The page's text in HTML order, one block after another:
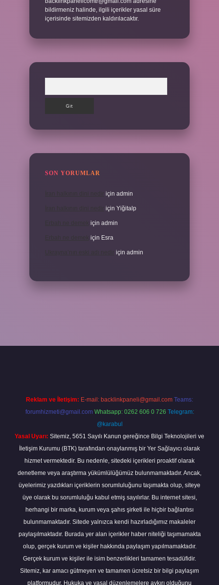
bildirmeniz halinde, ilgili içerikler yasal süre
içerisinde sitemizden kaldırılacaktır.
SON YORUMLAR
için admin
için Yiğitalp
için admin
için Esra
için admin
Reklam ve İletişim: E-mail: backlinkpaneli@gmail.com Teams:
forumhizmeti@gmail.com Whatsapp: 0262 606 0 726 Telegram:
@karabul
Yasal Uyarı: Sitemiz, 5651 Sayılı Kanun gereğince Bilgi Teknolojileri ve
İletişim Kurumu (BTK) tarafından onaylanmış bir Yer Sağlayıcı olarak
hizmet vermektedir. Bu nedenle, sitedeki içerikleri proaktif olarak
denetleme veya araştırma yükümlülüğümüz bulunmamaktadır. Ancak,
üyelerimiz yazdıkları içeriklerin sorumluluğunu taşımakta olup, siteye
üye olarak bu sorumluluğu kabul etmiş sayılırlar. Bu internet sitesi,
herhangi bir marka, kurum veya şahıs şirketi ile hiçbir bağlantısı
bulunmamaktadır. Sitede yalnızca kendi hazırladığımız makaleler
paylaşılmaktadır. Burada yer alan içerikler haber niteliği taşımamakta
olup, gerçek kurum ve kişiler hakkında paylaşım yapılmamaktadır.
Gerçek kurum ve kişiler ile isim benzerlikleri tamamen tesadüfidir.
Sitemiz, kar amacı gütmeyen ve tamamen ücretsiz bir bilgi paylaşım
platformudur. Hukuka ve yasal düzenlemelere aykırı olduğunu